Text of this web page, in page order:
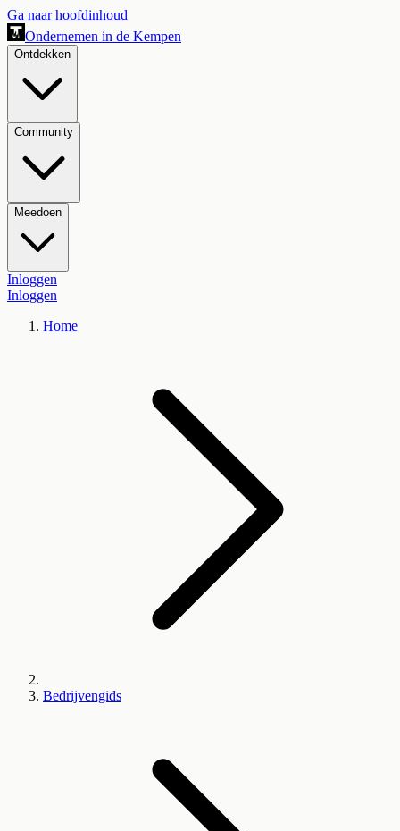
Ga naar hoofdinhoud
Ondernemen in de Kempen
Ontdekken
Community
Meedoen
Inloggen
Inloggen
Home
Bedrijvengids